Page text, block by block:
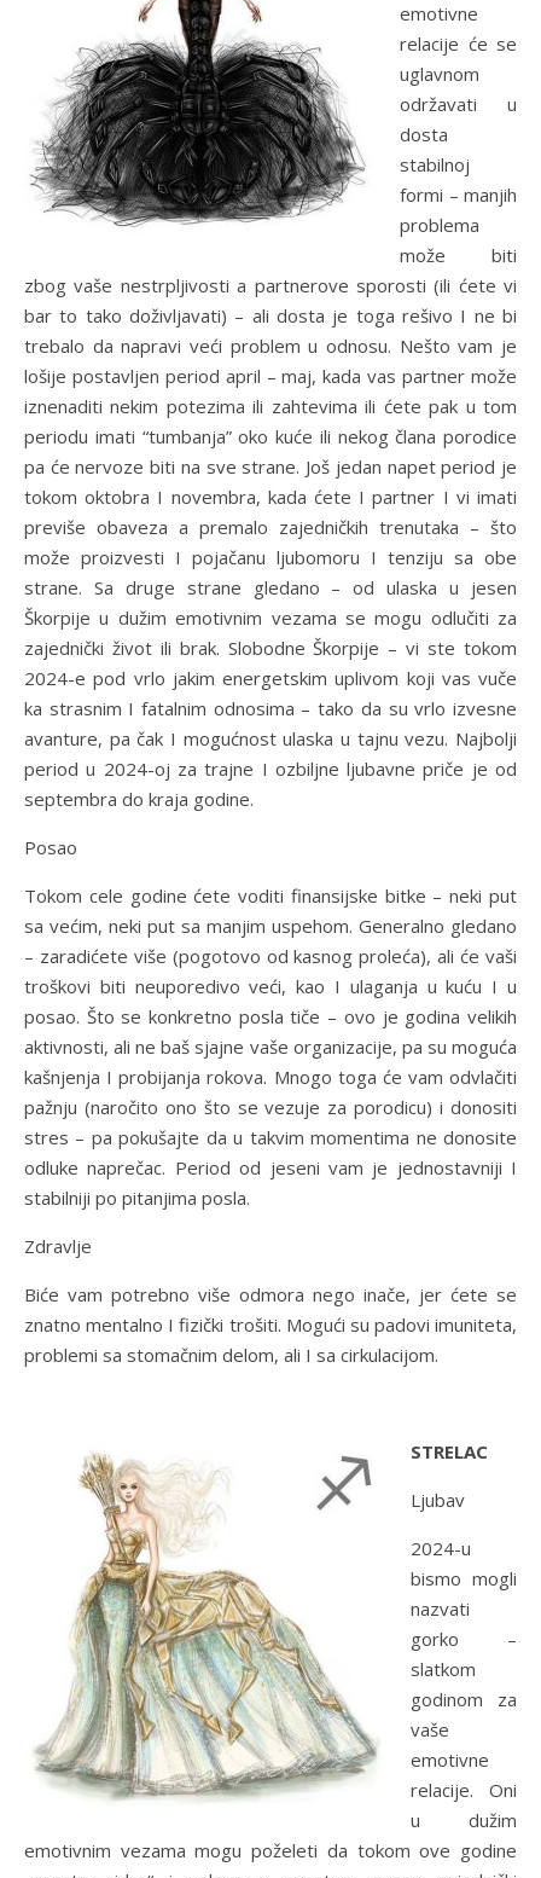
emotivne
relacije će se
uglavnom
održavati u
dosta
stabilnoj
formi – manjih
problema
može biti
zbog vaše nestrpljivosti a partnerove sporosti (ili ćete vi
bar to tako doživljavati) – ali dosta je toga rešivo I ne bi
trebalo da napravi veći problem u odnosu. Nešto vam je
lošije postavljen period april – maj, kada vas partner može
iznenaditi nekim potezima ili zahtevima ili ćete pak u tom
periodu imati “tumbanja” oko kuće ili nekog člana porodice
pa će nervoze biti na sve strane. Još jedan napet period je
tokom oktobra I novembra, kada ćete I partner I vi imati
previše obaveza a premalo zajedničkih trenutaka – što
može proizvesti I pojačanu ljubomoru I tenziju sa obe
strane. Sa druge strane gledano – od ulaska u jesen
Škorpije u dužim emotivnim vezama se mogu odlučiti za
zajednički život ili brak. Slobodne Škorpije – vi ste tokom
2024-e pod vrlo jakim energetskim uplivom koji vas vuče
ka strasnim I fatalnim odnosima – tako da su vrlo izvesne
avanture, pa čak I mogućnost ulaska u tajnu vezu. Najbolji
period u 2024-oj za trajne I ozbiljne ljubavne priče je od
septembra do kraja godine.
Posao
Tokom cele godine ćete voditi finansijske bitke – neki put
sa većim, neki put sa manjim uspehom. Generalno gledano
– zaradićete više (pogotovo od kasnog proleća), ali će vaši
troškovi biti neuporedivo veći, kao I ulaganja u kuću I u
posao. Što se konkretno posla tiče – ovo je godina velikih
aktivnosti, ali ne baš sjajne vaše organizacije, pa su moguća
kašnjenja I probijanja rokova. Mnogo toga će vam odvlačiti
pažnju (naročito ono što se vezuje za porodicu) i donositi
stres – pa pokušajte da u takvim momentima ne donosite
odluke naprečac. Period od jeseni vam je jednostavniji I
stabilniji po pitanjima posla.
Zdravlje
Biće vam potrebno više odmora nego inače, jer ćete se
znatno mentalno I fizički trošiti. Mogući su padovi imuniteta,
problemi sa stomačnim delom, ali I sa cirkulacijom.
STRELAC
Ljubav
2024-u
bismo mogli
nazvati
gorko –
slatkom
godinom za
vaše
emotivne
relacije. Oni
u dužim
emotivnim vezama mogu poželeti da tokom ove godine